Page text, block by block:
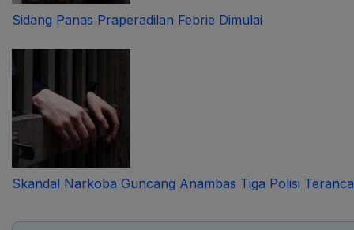
Sidang Panas Praperadilan Febrie Dimulai
Skandal Narkoba Guncang Anambas Tiga Polisi